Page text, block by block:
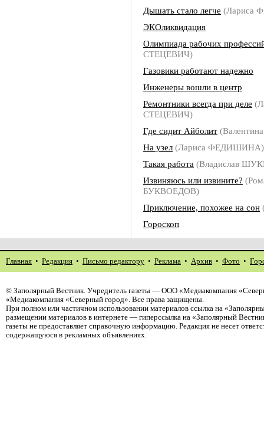
Дышать стало легче (Лариса
ЭКОликвидация
Олимпиада рабочих
СТЕЦЕВИЧ)
Газовики работают надежно
Инженеры вошли в центр
Ремонтники всегда при деле
СТЕЦЕВИЧ)
Где сидит Айболит
На узел (Лариса ФЕДИШИНА)
Такая работа (Владислав
Извиняюсь или извините?
БУКВОЕДОВ)
Приключение, похожее на сон
Гороскоп
Главная • Редакция • Письмо редактору • Реклама • Архив • Фото •
© Заполярный Вестник. Учредитель газеты — ООО «Медиакомпания
«Медиакомпания «Северный город». Все права защищены.
При полном или частичном использовании материалов ссылка на
размещении материалов в интернете — гиперссылка на «Заполярный
газеты не предоставляет справочную информацию. Редакция не несет
содержащуюся в рекламных объявлениях.